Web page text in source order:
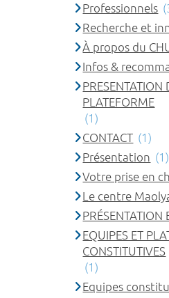
Professionnels
Recherche et
À propos du
Infos &
PRESENTATION
PLATEFORME
(1)
CONTACT (1)
Présentation (1)
Votre prise en
Le centre
PRÉSENTATION
EQUIPES ET
CONSTITUTIVES
(1)
Equipes